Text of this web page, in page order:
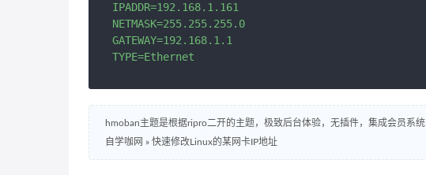
IPADDR=192.168.1.161
NETMASK=255.255.255.0
GATEWAY=192.168.1.1
TYPE=Ethernet
hmoban主题是根据ripro二开的主题，极致后台体验，无插件，集成会员系统
自学咖网 » 快速修改Linux的某网卡IP地址